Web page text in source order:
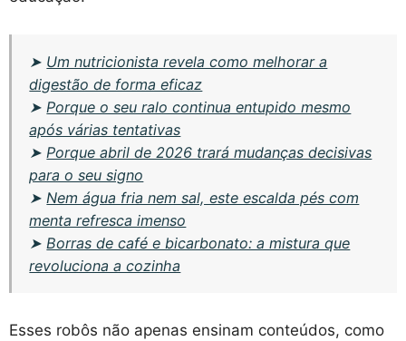
➤ Um nutricionista revela como melhorar a
digestão de forma eficaz
➤ Porque o seu ralo continua entupido mesmo
após várias tentativas
➤ Porque abril de 2026 trará mudanças decisivas
para o seu signo
➤ Nem água fria nem sal, este escalda pés com
menta refresca imenso
➤ Borras de café e bicarbonato: a mistura que
revoluciona a cozinha
Esses robôs não apenas ensinam conteúdos, como